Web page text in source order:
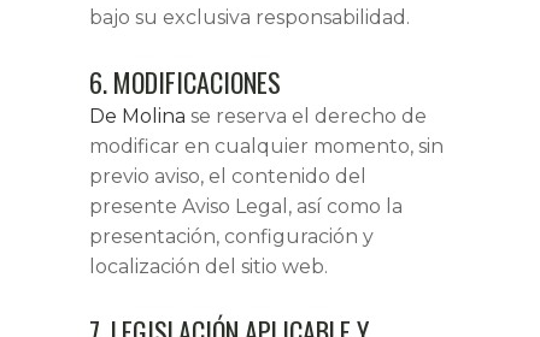
bajo su exclusiva responsabilidad.
6. MODIFICACIONES
De Molina se reserva el derecho de
modificar en cualquier momento, sin
previo aviso, el contenido del
presente Aviso Legal, así como la
presentación, configuración y
localización del sitio web.